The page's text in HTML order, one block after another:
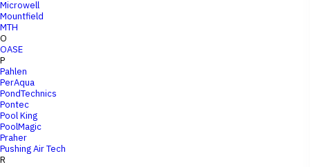
Microwell
Mountfield
MTH
O
OASE
P
Pahlen
PerAqua
PondTechnics
Pontec
Pool King
PoolMagic
Praher
Pushing Air Tech
R